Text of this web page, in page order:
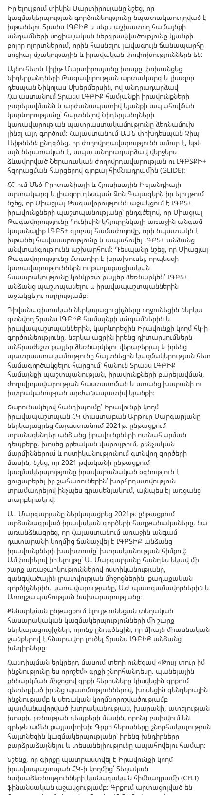
Իր ելույթում տիկին Մարտիրոսյանը նշեց, որ
կազմակերպության գործունեությունը նպատակաուղղված է
խթանելու Տրանս ԼԳԲԻՔ և սեքս աշխատող համայնքի
անդամների սոցիալական ներգրավվածությունը կյանքի
բոլոր ոլորտներում, որին հասնելու լավագույն ճանապարհը
սոցիալ-մշակութային և իրավական փոփոխություններն են:
Այնուհետև Լիլիթ Մարտիրոսյանը խոսքը փոխանցեց
Նիդերլանդների Թագավորության արտակարգ և լիազոր
դեսպան Նիկոլաս Սխերմերսին, ով անդրադարձավ
Հայաստանում Տրանս ԼԳԲԻՔ համյանքի իրավունքների
բարելավմանն և արժանապատիվ կյանքի ապահովման
կարևորությանը՝ հայտնելով Նիդերլանդների
կառավարության պատրաստակամությունը ձեռնամուխ
լինել այդ գործում։ Հայաստանում ԱՄՆ փոխդեսպան Չիպ
Լեիթնենն ընդգծեց, որ ժողովրդավարությունն ամուր է, եթե
այն ներառական է, ապա անդրադարձավ վերջերս
ձևավորված Ներառական ժողովրդավարության ու ԼԳԲՏՔԻ+
հզորացման հարցերով գլոբալ հիմնադրամին (GLIDE)։
ՀՀ-ում Մեծ Բրիտանիայի և Հյուսիսային Իռլանդիայի
արտակարգ և լիազոր դեսպան Ջոն Գալագերն իր ելույթում
նշեց, որ Միացյալ Թագավորությունն աջակցում է ԼԳԲՏ+
իրավունքների պաշտպանությանը՝ ընդգծելով, որ Միացյալ
Թագավորությունը հունիսին կհյուրընկալի առաջին անգամ
կայանալիք ԼԳԲՏ+ գլոբալ համաժողովը, որի նպատակն է
խթանել հավասարությունը և ապահովել ԼԳԲՏ+ անձանց
անվտանգությունն աշխարհում։ Դեսպանը նշեց, որ Միացյալ
Թագավորությունը մտադիր է խրախուսել, որպեսզի
կառավարություններն ու քաղաքացիական
հասարակությունը կոնկրետ քայլեր ձեռնարկեն՝ ԼԳԲՏ+
անձանց պաշտպանելու և իրավապաշտպաններին
աջակցելու ուղղությամբ։
Դիվանագիտական ներկայացուցիչները ողջունեցին ներկա
գտնվող Տրանս ԼԳԲԻՔ համայնքի անդամներին և
իրավապաշտպաններին, կարևորեցին Իրավունքի կողմ հկ-ի
գործունեությունը, ներկայացրին իրենց դիտարկումներն
անհրաժեշտ քայլեր ձեռնարկելու վերաբերյալ և իրենց
պատրաստակամությունը հայտնեցին կազմակերության հետ
համագործակցելու հարցում՝ հանուն Տրանս ԼԳԲԻՔ
համայնքի պաշտպանության, իրավունքների բարելավման,
ժողովրդավարության հաստատման և առանց խարանի ու
խտրականության արժանապատիվ կյանքի։
Շարունակելով հանդիպումը՝ Իրավունքի կողմ
իրավապաշտպան ՀԿ փաստաբան Արթուր Մարգարյանը
ներկայացրեց Հայաստանում 2021թ. ընթացքում
տրանսգենդեր անձանց իրավունքների ոտնահարման
դեպքերը, խոսեց քրեական վարույթում, քննչական
մարմիններում և ոստիկանությունում գտնվող գործերի
մասին, նշեց, որ 2021 թվականի ընթացքում
կազմակերպությունը իրավաբանական օգնություն է
ցուցաբերել իր շահառուներին՝ խորհրդատվություն
տրամադրելով ինչպես գրասենյակում, այնպես էլ առցանց
տարբերակով։
Ա․ Մարգարյանը ներկայացրեց 2021թ. ընթացքում
արձանագրված իրավական գործերի հաղթանակաները, նա
առանձնացրեց, որ Հայաստանում առաջին անգամ
դատարանի կողմից ճանաչվել է ԼԳԲՏԻՔ անձանց
իրավունքների խախտումը՝ խտրականության հիմքով:
Ամփոփելով իր ելույթը՝ Ա. Մարգարյանը հանդես եկավ մի
շարք առաջարկություններով ոստիկանությանը,
զանգվածային լրատվության միջոցներին, քաղաքական
գործիչներին, կառավարությանը, ԱԺ պատգամավորներին և
Առողջապահության նախարարությանը։
Քննարկման ընթացքում ելույթ ունեցան տեղական
հասարակական կազմակերպությունների մի շարք
ներկայացուցիչներ, որոնք ընդգծեցին, որ միայն միասնական
ջանքերով է հնարավոր լուծել Տրանս ԼԳԲԻՔ անձանց
խնդիրները։
Հանդիպման երկրերդ մասում տեղի ունեցավ «Թույլ տուր իմ
ինքնությունը ես որոշեմ» գրքի շնորհանդեսը. պանելային
քննարկման միջոցով գրքի հերոսները կիսվեցին գրքում
զետեղված իրենց պատմություններով, խոսեցին գենդերային
ինքնությամբ և սեռական կողմնորոշվածությամբ
պայմանավորված խտրականության, խարանի, ատելության
խոսքի, բռնության դեպքերի մասին, որոնց բախվում են
գրեթե ամեն քայլափոխի։ Գրքի հերոսները շնորհակալություն
հայտնեցին կազմակերպությանը՝ իրենց խնդիրները
բարձրաձայնելու և տեսանելիությունը ապահովելու համար։
Նշենք, որ գիրքը պատրաստվել է Իրավունքի կողմ
իրավապաշտպան ՀԿ-ի կողմից՝ Տեղական
նախաձեռնությունների կանադական հիմնադրամի (CFLI)
ֆինանսական աջակցությամբ։ Գրքում արտացոլված են